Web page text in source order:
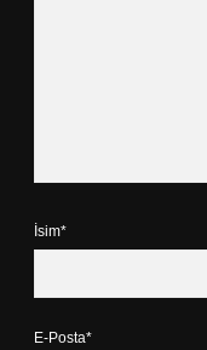
İsim*
E-Posta*